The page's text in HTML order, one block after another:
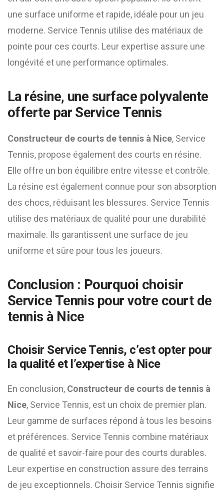
une surface uniforme et rapide, idéale pour un jeu
moderne. Service Tennis utilise des matériaux de
pointe pour ces courts. Leur expertise assure une
longévité et une performance optimales.
La résine, une surface polyvalente
offerte par Service Tennis
Constructeur de courts de tennis à Nice, Service
Tennis, propose également des courts en résine.
Elle offre un bon équilibre entre vitesse et contrôle.
La résine est également connue pour son absorption
des chocs, réduisant les blessures. Service Tennis
utilise des matériaux de qualité pour une durabilité
maximale. Ils garantissent une surface de jeu
uniforme et sûre pour tous les joueurs.
Conclusion : Pourquoi choisir
Service Tennis pour votre court de
tennis à Nice
Choisir Service Tennis, c’est opter pour
la qualité et l’expertise à Nice
En conclusion, Constructeur de courts de tennis à
Nice, Service Tennis, est un choix de premier plan.
Leur gamme de surfaces répond à tous les besoins
et préférences. Service Tennis combine matériaux
de qualité et savoir-faire pour des courts durables.
Leur expertise en construction assure des terrains
de jeu exceptionnels. Choisir Service Tennis signifie